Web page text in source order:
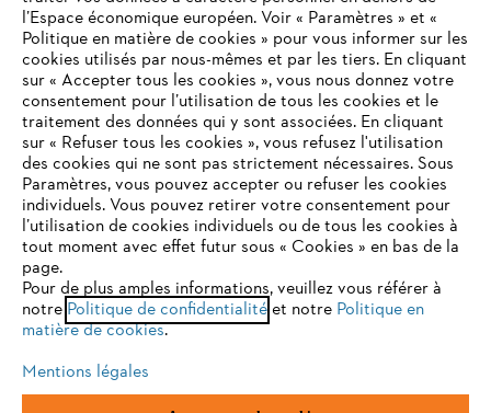
STIHL FAQ
Contact
Politique de protection des données
Mentions légales Utilisation des cookies
VOTRE NAVIGATEUR INTERNET
N'EST PLUS PRIS EN CHARGE
Vous utilisez un navigateur Internet que nous ne prenons plus
en charge, et certaines fonctionnalités de notre site ne
peuvent fonctionner correctement. Pour une utilisation
optimale de notre site, nous vous recommandons de passer à
l'un des navigateurs suivants :
firefox chrome
l’Espace économique européen. Voir « Paramètres » et «
Politique en matière de cookies » pour vous informer sur les
cookies utilisés par nous-mêmes et par les tiers. En cliquant
sur « Accepter tous les cookies », vous nous donnez votre
consentement pour l’utilisation de tous les cookies et le
traitement des données qui y sont associées. En cliquant
sur « Refuser tous les cookies », vous refusez l'utilisation
des cookies qui ne sont pas strictement nécessaires. Sous
Paramètres, vous pouvez accepter ou refuser les cookies
individuels. Vous pouvez retirer votre consentement pour
l’utilisation de cookies individuels ou de tous les cookies à
tout moment avec effet futur sous « Cookies » en bas de la
page.
Pour de plus amples informations, veuillez vous référer à
notre Politique de confidentialitéet notre Politique en
matière de cookies.
Mentions légales